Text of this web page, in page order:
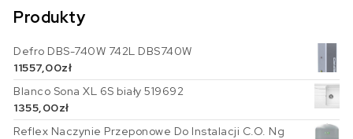
Produkty
Defro DBS-740W 742L DBS740W
11557,00zł
Blanco Sona XL 6S biały 519692
1355,00zł
Reflex Naczynie Przeponowe Do Instalacji C.O. Ng